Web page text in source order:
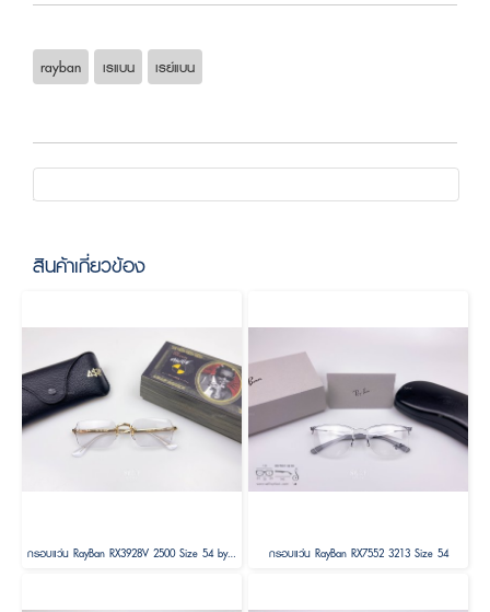
rayban เรแบน เรย์แบน
สินค้าเกี่ยวข้อง
กรอบแว่น RayBan RX3928V 2500 Size 54 by A$AP ASAP Rocky กรอบแว่น RayBan RX7552 3213 Size 54